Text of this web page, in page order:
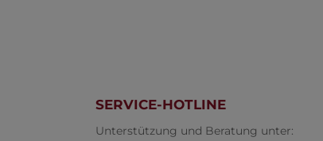
SERVICE-HOTLINE
Unterstützung und Beratung unter: